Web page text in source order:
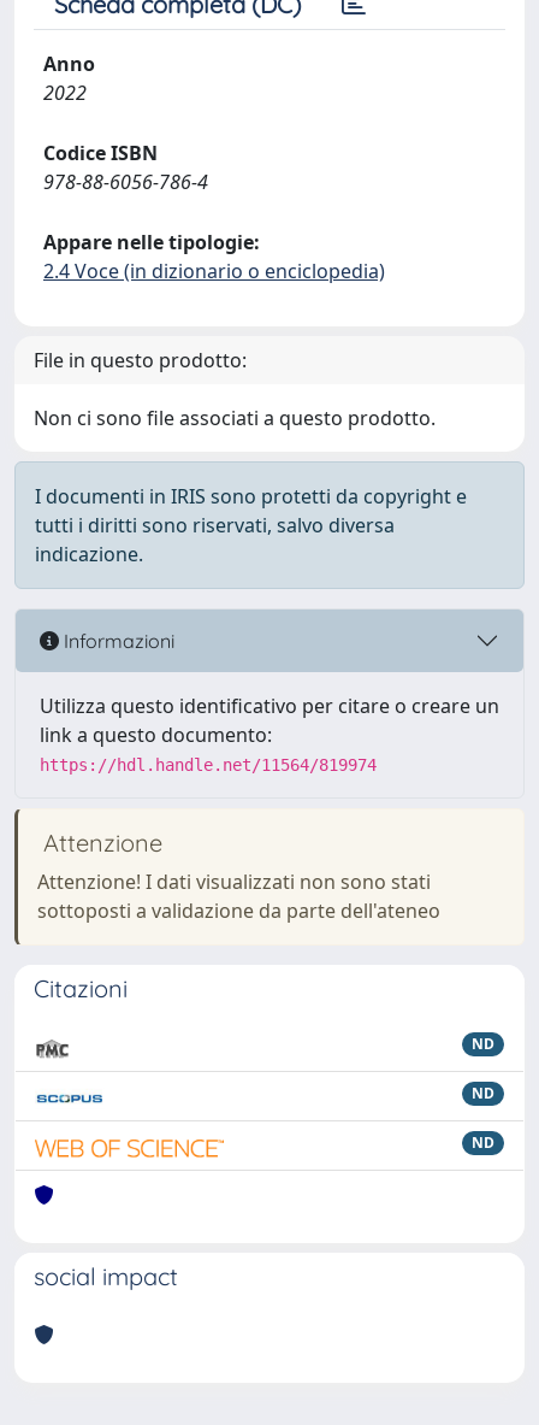
Anno
2022
Codice ISBN
978-88-6056-786-4
Appare nelle tipologie:
2.4 Voce (in dizionario o enciclopedia)
File in questo prodotto:
Non ci sono file associati a questo prodotto.
I documenti in IRIS sono protetti da copyright e
tutti i diritti sono riservati, salvo diversa
indicazione.
Informazioni
Utilizza questo identificativo per citare o creare un
link a questo documento:
https://hdl.handle.net/11564/819974
Attenzione
Attenzione! I dati visualizzati non sono stati
sottoposti a validazione da parte dell'ateneo
Citazioni
ND
ND
ND
social impact